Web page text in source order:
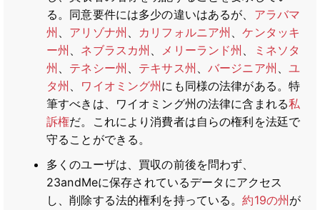
る。同意要件には多少の違いはあるが、 アラバマ
州 、 アリゾナ州 、 カリフォルニア州 、ケンタッキ
ー州 、 ネブラスカ州 、 メリーランド州 、
ミネソタ
州 、 テネシー州 、 テキサス州 、 バージニア州 、 ユ
タ州 、 ワイオミング州 にも同様の法律がある。特
筆すべきは、ワイオミング州の法律に含まれる私
訴権だ。これにより消費者は自らの権利を法廷で
守ることができる。
多くのユーザは、買収の前後を問わず、
23andMeに保存されているデータにアクセス
し、削除する法的権利を持っている。約19の州 が